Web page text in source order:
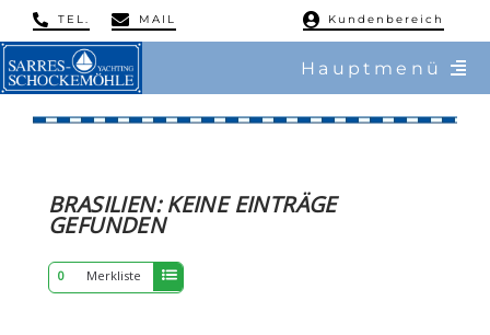
Skip
to
content
TEL. MAIL Kundenbereich
Hauptmenü
/ Charter
BRASILIEN:KEINEEINTRÄGE
GEFUNDEN
0 Merkliste